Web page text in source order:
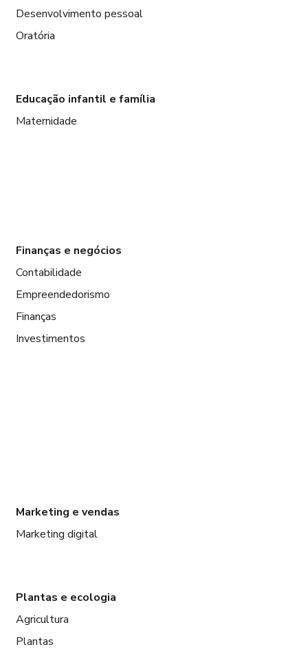
Desenvolvimento pessoal
Oratória
Educação infantil e família
Maternidade
Finanças e negócios
Contabilidade
Empreendedorismo
Finanças
Investimentos
Marketing e vendas
Marketing digital
Plantas e ecologia
Agricultura
Plantas